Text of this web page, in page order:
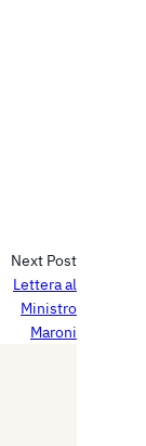
Next Post
Lettera al
Ministro
Maroni